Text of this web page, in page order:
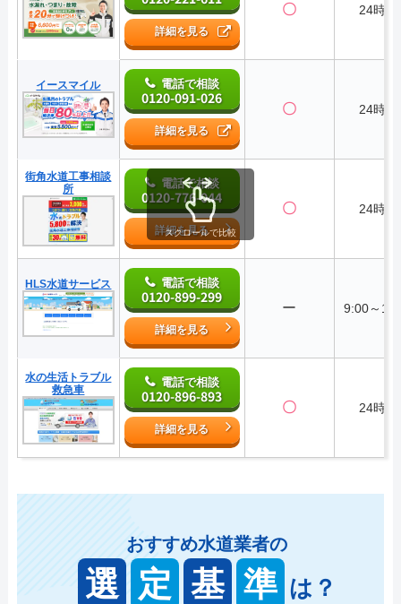
詳細を見る
〇 24時間
イースマイル 電話で相談
0120-091-026
詳細を見る
〇 24時間
街角水道工事相談
所
電話で相談
0120-776-044
詳細を見る
〇 24時間
HLS水道サービス 電話で相談
0120-899-299
詳細を見る
ー 9:00～
水の生活トラブル
救急車
電話で相談
0120-896-893
詳細を見る
〇 24時間
スクロールで比較
おすすめ水道業者の
選 定 基 準 は？